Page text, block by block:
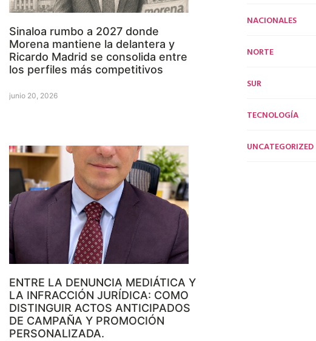
Sinaloa rumbo a 2027 donde
Morena mantiene la delantera y
Ricardo Madrid se consolida entre
los perfiles más competitivos
junio 20, 2026
ENTRE LA DENUNCIA MEDIÁTICA Y
LA INFRACCIÓN JURÍDICA: COMO
DISTINGUIR ACTOS ANTICIPADOS
DE CAMPAÑA Y PROMOCIÓN
PERSONALIZADA.
NACIONALES
NORTE
SUR
TECNOLOGÍA
UNCATEGORIZED